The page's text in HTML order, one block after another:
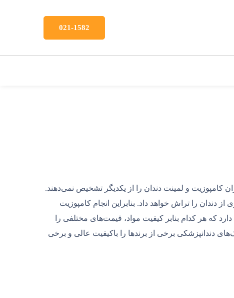
021-1582
کامپوزیت و لمینت دندان را از یکدیگر تشخیص نمی‌دهند.
دندان را تراش خواهد داد. بنابراین انجام کامپوزیت
که هر کدام بنابر کیفیت مواد، قیمت‌های مختلفی را
دندانپزشکی برخی از برندها را باکیفیت عالی و برخی